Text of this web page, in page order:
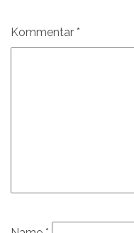
Kommentar *